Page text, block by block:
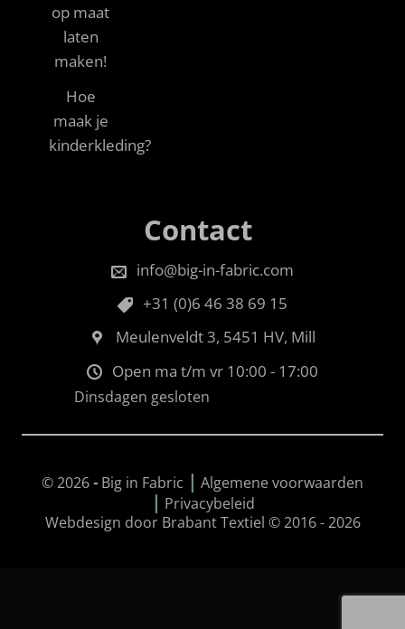
op maat
laten
maken!
Hoe
maak je
kinderkleding?
Contact
info@big-in-fabric.com
+31 (0)6 46 38 69 15
Meulenveldt 3, 5451 HV, Mill
Open ma t/m vr 10:00 - 17:00
Dinsdagen gesloten
© 2026-Big in Fabric | Algemene voorwaarden
| Privacybeleid
Webdesign door Brabant Textiel © 2016 - 2026